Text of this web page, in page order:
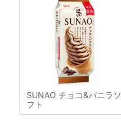
SUNAO チョコ&バニラソ
フト